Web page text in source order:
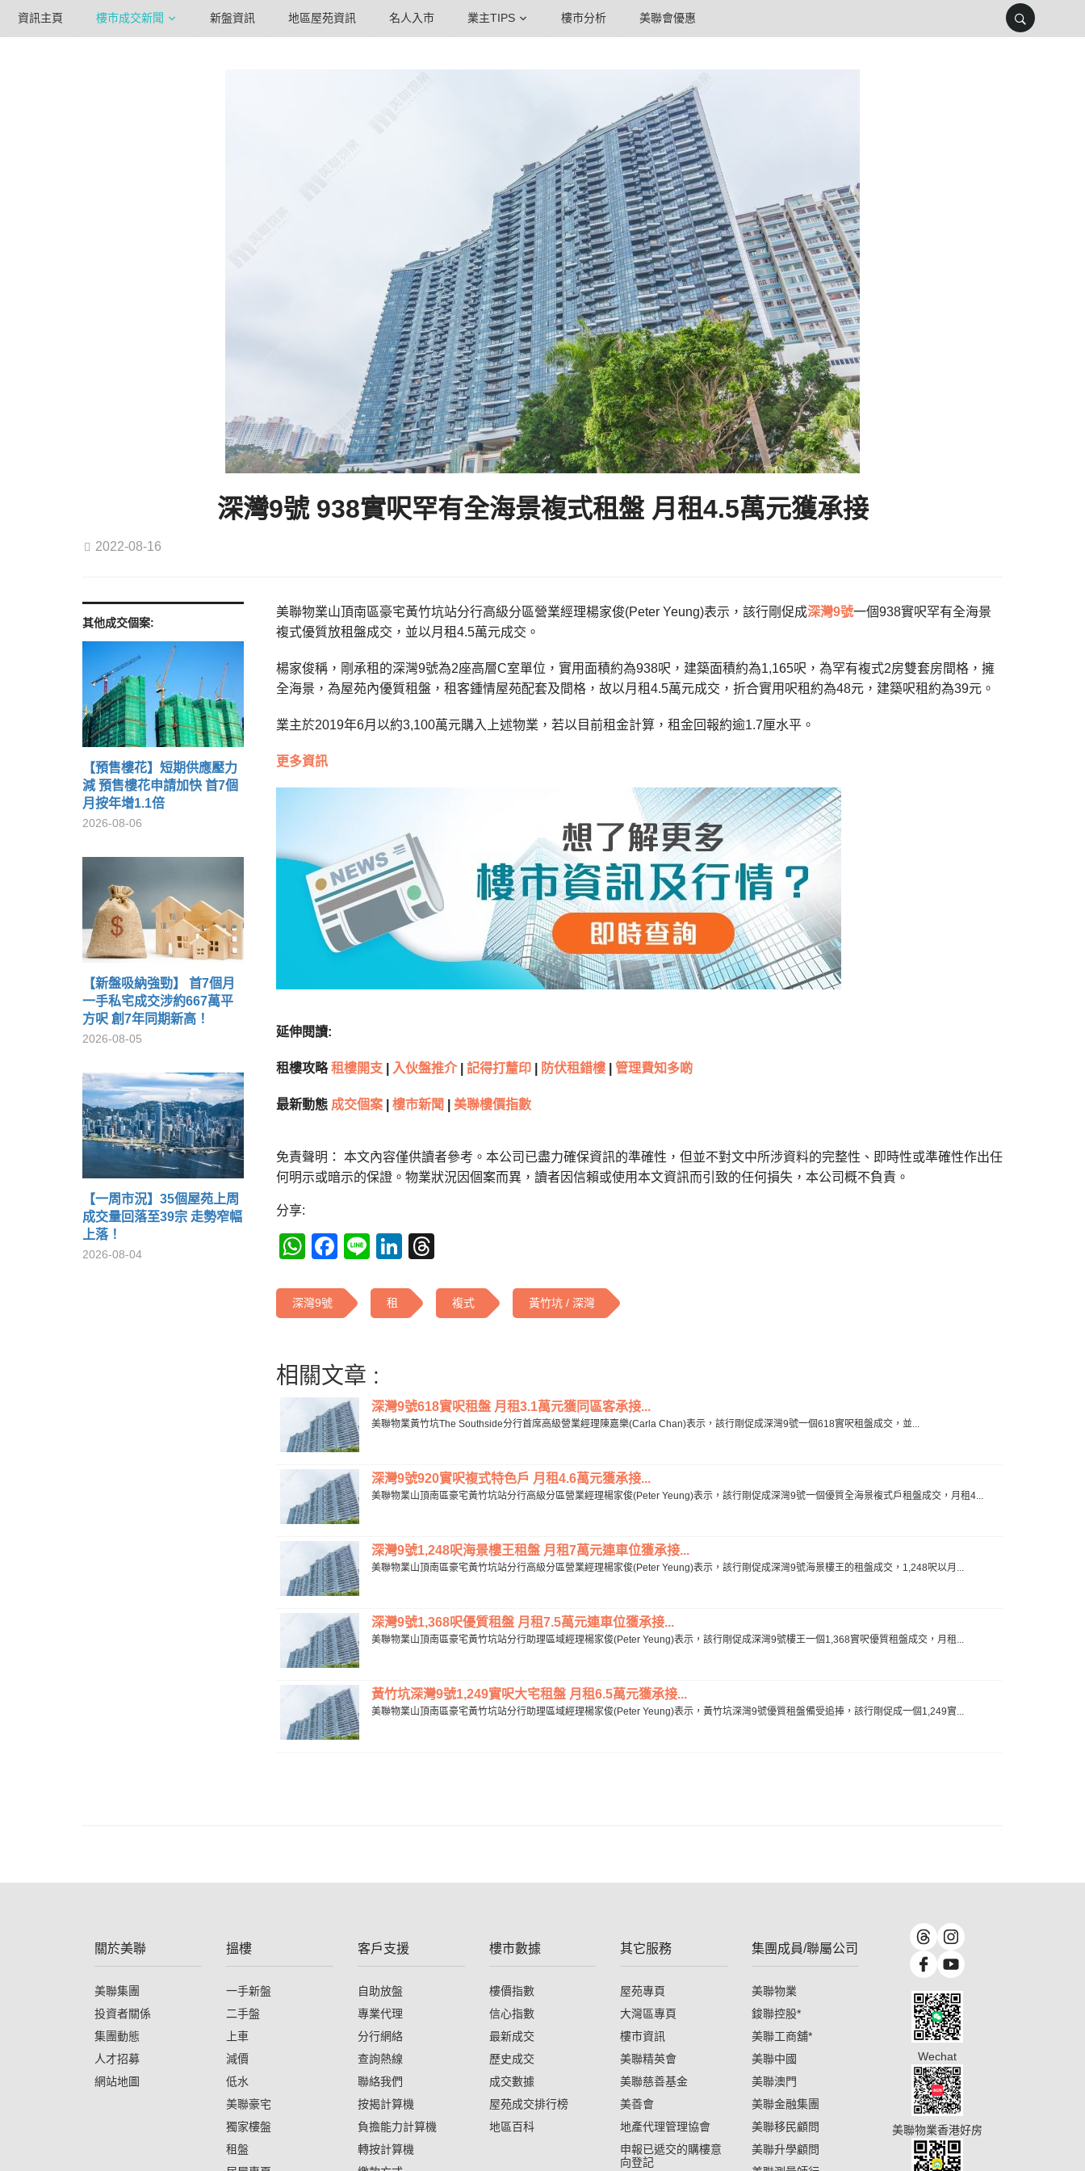
資訊主頁 樓市成交新聞 新盤資訊 地區屋苑資訊 名人入市 業主TIPS 樓市分析 美聯會優惠
深灣9號 938實呎罕有全海景複式租盤 月租4.5萬元獲承接
2022-08-16
其他成交個案:
【預售樓花】短期供應壓力
減 預售樓花申請加快 首7個
月按年增1.1倍
2026-08-06
【新盤吸納強勁】 首7個月
一手私宅成交涉約667萬平
方呎 創7年同期新高！
2026-08-05
【一周市況】35個屋苑上周
成交量回落至39宗 走勢窄幅
上落！
2026-08-04
美聯物業山頂南區豪宅黃竹坑站分行高級分區營業經理楊家俊(Peter Yeung)表示，該行剛促成深灣9號一個938實呎罕有全海景
複式優質放租盤成交，並以月租4.5萬元成交。
楊家俊稱，剛承租的深灣9號為2座高層C室單位，實用面積約為938呎，建築面積約為1,165呎，為罕有複式2房雙套房間格，擁
全海景，為屋苑內優質租盤，租客鍾情屋苑配套及間格，故以月租4.5萬元成交，折合實用呎租約為48元，建築呎租約為39元。
業主於2019年6月以約3,100萬元購入上述物業，若以目前租金計算，租金回報約逾1.7厘水平。
更多資訊
延伸閱讀:
租樓攻略租樓開支 入伙盤推介 記得打釐印 防伏租錯樓 管理費知多啲
最新動態 成交個案 樓市新聞 美聯樓價指數
免責聲明： 本文內容僅供讀者參考。本公司已盡力確保資訊的準確性，但並不對文中所涉資料的完整性、即時性或準確性作出任
何明示或暗示的保證。物業狀況因個案而異，讀者因信賴或使用本文資訊而引致的任何損失，本公司概不負責。
分享:
WhatsApp
Facebook
LineLinkedIn
深灣9號 租 複式 黃竹坑 / 深灣
相關文章 :
深灣9號618實呎租盤 月租3.1萬元獲同區客承接...
美聯物業黃竹坑The Southside分行首席高級營業經理陳嘉樂(Carla Chan)表示，該行剛促成深灣9號一個618實呎租盤成交，並...
深灣9號920實呎複式特色戶 月租4.6萬元獲承接...
美聯物業山頂南區豪宅黃竹坑站分行高級分區營業經理楊家俊(Peter Yeung)表示，該行剛促成深灣9號一個優質全海景複式戶租盤成交，月租4...
深灣9號1,248呎海景樓王租盤 月租7萬元連車位獲承接...
美聯物業山頂南區豪宅黃竹坑站分行高級分區營業經理楊家俊(Peter Yeung)表示，該行剛促成深灣9號海景樓王的租盤成交，1,248呎以月...
深灣9號1,368呎優質租盤 月租7.5萬元連車位獲承接...
美聯物業山頂南區豪宅黃竹坑站分行助理區域經理楊家俊(Peter Yeung)表示，該行剛促成深灣9號樓王一個1,368實呎優質租盤成交，月租...
黃竹坑深灣9號1,249實呎大宅租盤 月租6.5萬元獲承接...
美聯物業山頂南區豪宅黃竹坑站分行助理區域經理楊家俊(Peter Yeung)表示，黃竹坑深灣9號優質租盤備受追捧，該行剛促成一個1,249實...
關於美聯
美聯集團
投資者關係
集團動態
人才招募
網站地圖
搵樓
一手新盤
二手盤
上車
減價
低水
美聯豪宅
獨家樓盤
租盤
客戶支援
自助放盤
專業代理
分行網絡
查詢熱線
聯絡我們
按揭計算機
負擔能力計算機
轉按計算機
樓市數據
樓價指數
信心指數
最新成交
歷史成交
成交數據
屋苑成交排行榜
地區百科
其它服務
屋苑專頁
大灣區專頁
樓市資訊
美聯精英會
美聯慈善基金
美善會
地產代理管理協會
申報已遞交的購樓意
向登記
集團成員/聯屬公司
美聯物業
鋑聯控股*
美聯工商舖*
美聯中國
美聯澳門
美聯金融集團
美聯移民顧問
美聯升學顧問
Wechat
美聯物業香港好房